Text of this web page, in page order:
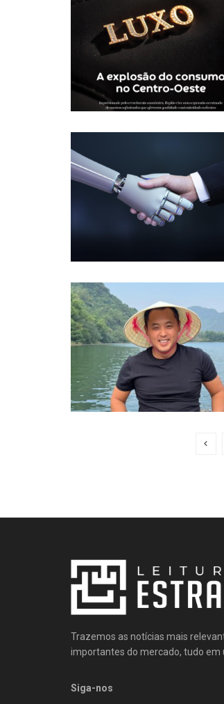
Trazemos as notícias mais
importantes do mercado, tudo em
Siga-nos